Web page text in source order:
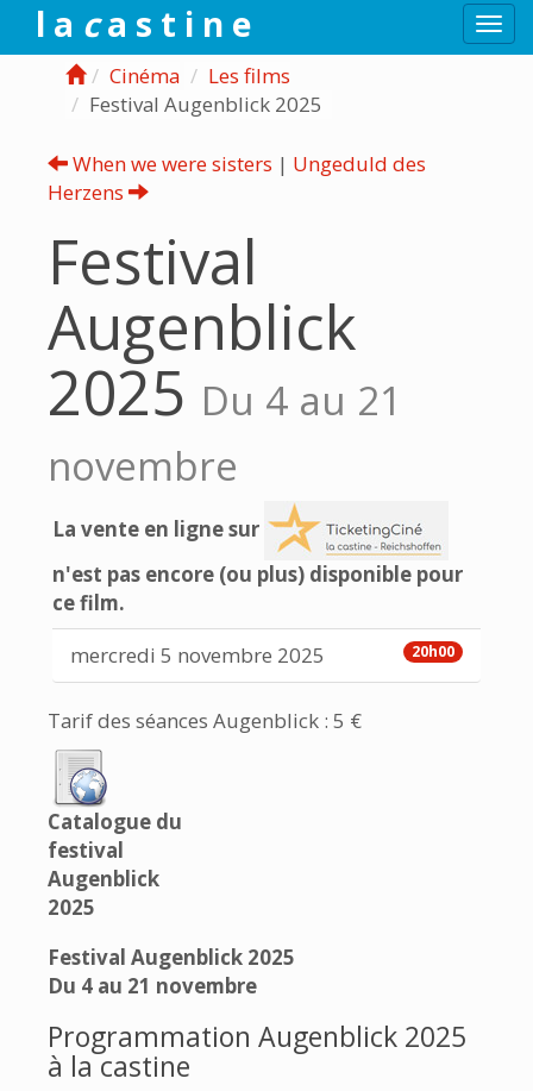
l a ca s t i n e
Cinéma
Les films
Festival Augenblick 2025
When we were sisters | Ungeduld des
Herzens
Festival
Augenblick
2025 Du 4 au 21
novembre
La vente en ligne sur
n'est pas encore (ou plus) disponible pour
ce film.
20h00
mercredi 5 novembre 2025
Tarif des séances Augenblick : 5 €
Catalogue du
festival
Augenblick
2025
Festival Augenblick 2025
Du 4 au 21 novembre
Programmation Augenblick 2025
à la castine